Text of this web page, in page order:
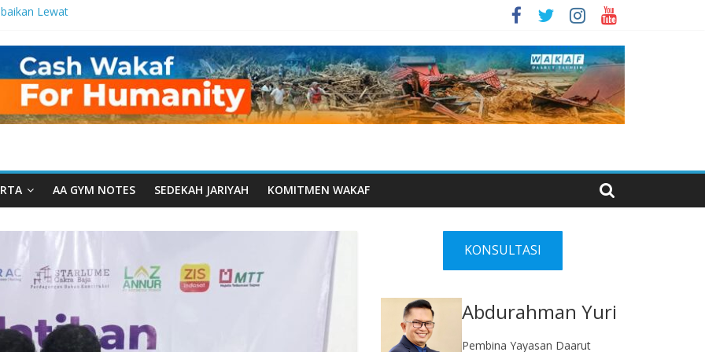
Lewat
Manfaat
dari Serua:
Yayasan
Daarut Tauhiid
Ketika
Wakaf
Wakaf
AA GYM NOTES SEDEKAH JARIYAH KOMITMEN WAKAF
KONSULTASI
Abdurahman Yuri
Pembina Yayasan Daarut